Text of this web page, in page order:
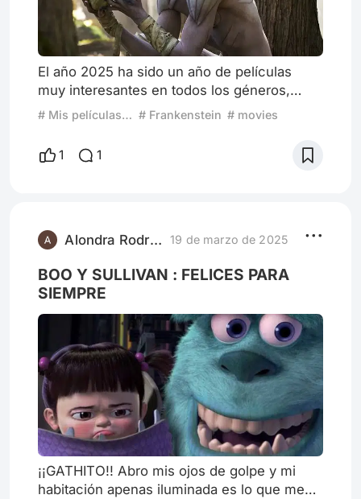
El año 2025 ha sido un año de películas
muy interesantes en todos los géneros,
pero sin duda alguna hay una que dejó una
huella en mí: Con dos horas y media de
duración, estaba preparada para que pudiera
sentirse tediosa y largamente innecesaria
tiempo, y me dejó con un sentimie
# Mis películas favoritas de 2025 # Frankenstein # movies
1 1
Alondra Rodríguez 2109 19 de marzo de 2025
BOO Y SULLIVAN : FELICES PARA
SIEMPRE
¡¡GATHITO!! Abro mis ojos de golpe y mi
habitación apenas iluminada es lo que me